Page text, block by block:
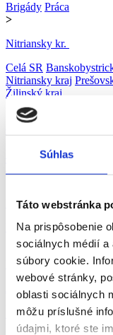
Súhlas
Táto webstránka
Na prispôsobenie
sociálnych médií a
súbory cookie.
webové stránky,
oblasti sociálnych
môžu príslušné
údajmi, ktoré ste
Brigády Práca
>
Nitriansky kr.
Celá SR
Nitriansky kraj
Žilinský kraj
Nové Zámky
>
Levice
Levice
Ubytovanie, cestovný
Administratíva
gastronómia Chémia a
Ekonomika Technika,
poisťovníctvo